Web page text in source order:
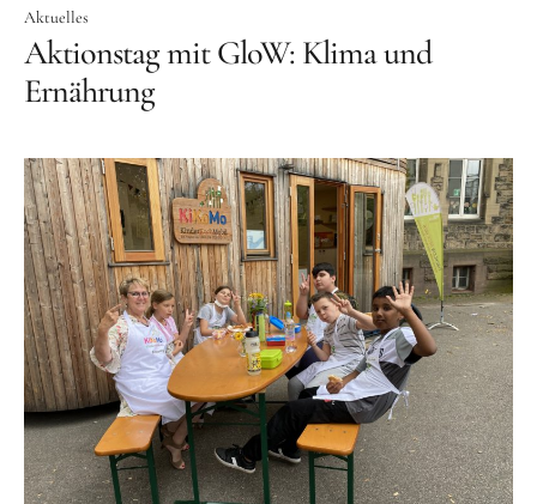
Aktuelles
Aktionstag mit GloW: Klima und
Ernährung